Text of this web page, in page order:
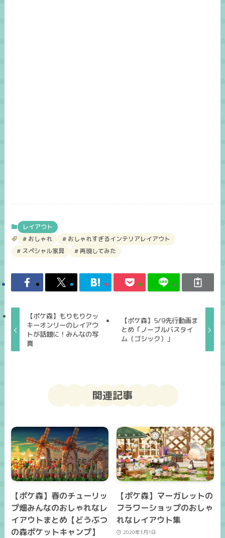
レイアウト
おしゃれ
おしゃれすぎるインテリアレイアウト
スペシャル家具
再現してみた
【ポケ森】もりもりクッ
キーオンリーのレイアウ
トが話題に！みんなの写
真
【ポケ森】5/9先行動画ま
とめ「ノーブルバスタイ
ム（ゴシック）」
関連記事
【ポケ森】春のチューリッ
プ畑みんなのおしゃれなレ
イアウトまとめ【どうぶつ
の森ポケットキャンプ】
【ポケ森】マーガレットの
フラワーショップのおしゃ
れなレイアウト集
2020年3月1日